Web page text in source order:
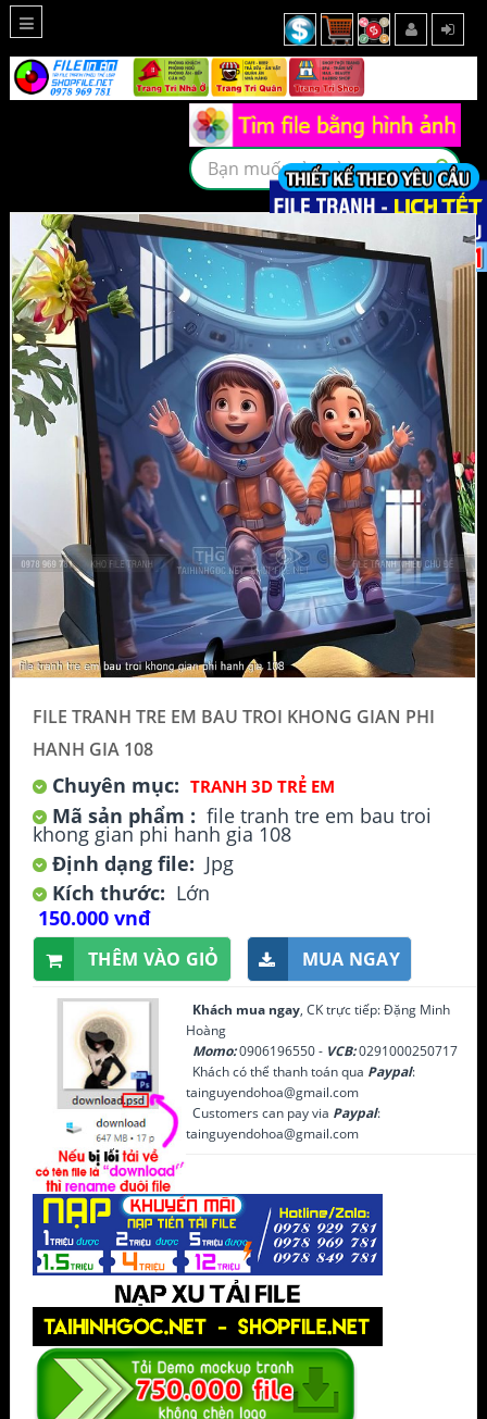
FILE TRANH TRE EM BAU TROI KHONG GIAN PHI
HANH GIA 108
Chuyên mục: TRANH 3D TRẺ EM
Mã sản phẩm : file tranh tre em bau troi
khong gian phi hanh gia 108
Định dạng file: Jpg
Kích thước: Lớn
150.000 vnđ
THÊM VÀO GIỎ MUA NGAY
Khách mua ngay, CK trực tiếp: Đặng Minh
Hoàng
Momo:0906196550 - VCB:0291000250717
Khách có thể thanh toán qua Paypal:
tainguyendohoa@gmail.com
Customers can pay via Paypal:
tainguyendohoa@gmail.com